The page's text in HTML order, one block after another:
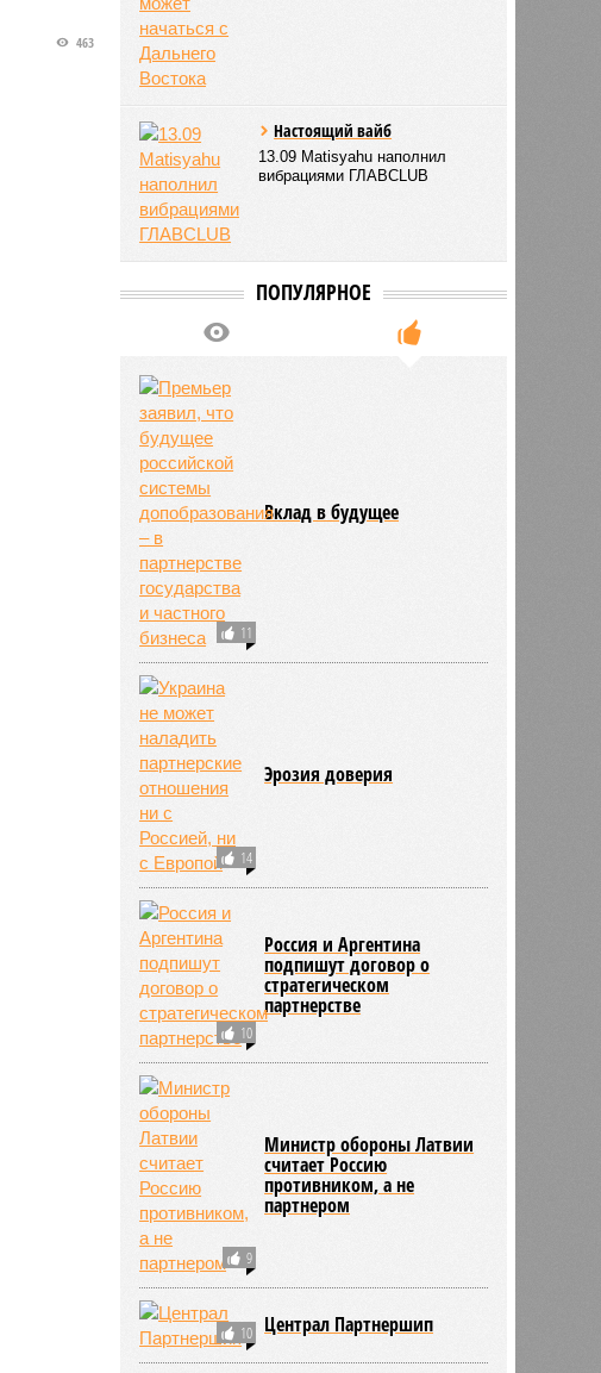
463
Настоящий вайб
13.09 Matisyahu наполнил
вибрациями ГЛАВCLUB
ПОПУЛЯРНОЕ
11
Вклад в будущее
14
Эрозия доверия
10
Россия и Аргентина
подпишут договор о
стратегическом
партнерстве
9
Министр обороны Латвии
считает Россию
противником, а не
партнером
10 Централ Партнершип